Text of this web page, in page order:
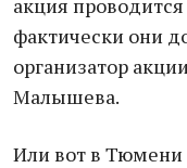
акция
фактически они
организатор
Малышева.
Или вот в